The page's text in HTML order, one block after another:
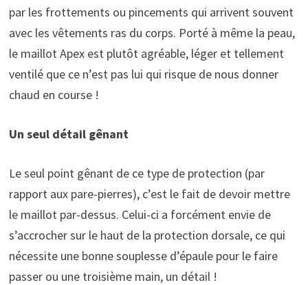
par les frottements ou pincements qui arrivent souvent
avec les vêtements ras du corps. Porté à même la peau,
le maillot Apex est plutôt agréable, léger et tellement
ventilé que ce n’est pas lui qui risque de nous donner
chaud en course !
Un seul détail gênant
Le seul point gênant de ce type de protection (par
rapport aux pare-pierres), c’est le fait de devoir mettre
le maillot par-dessus. Celui-ci a forcément envie de
s’accrocher sur le haut de la protection dorsale, ce qui
nécessite une bonne souplesse d’épaule pour le faire
passer ou une troisième main, un détail !